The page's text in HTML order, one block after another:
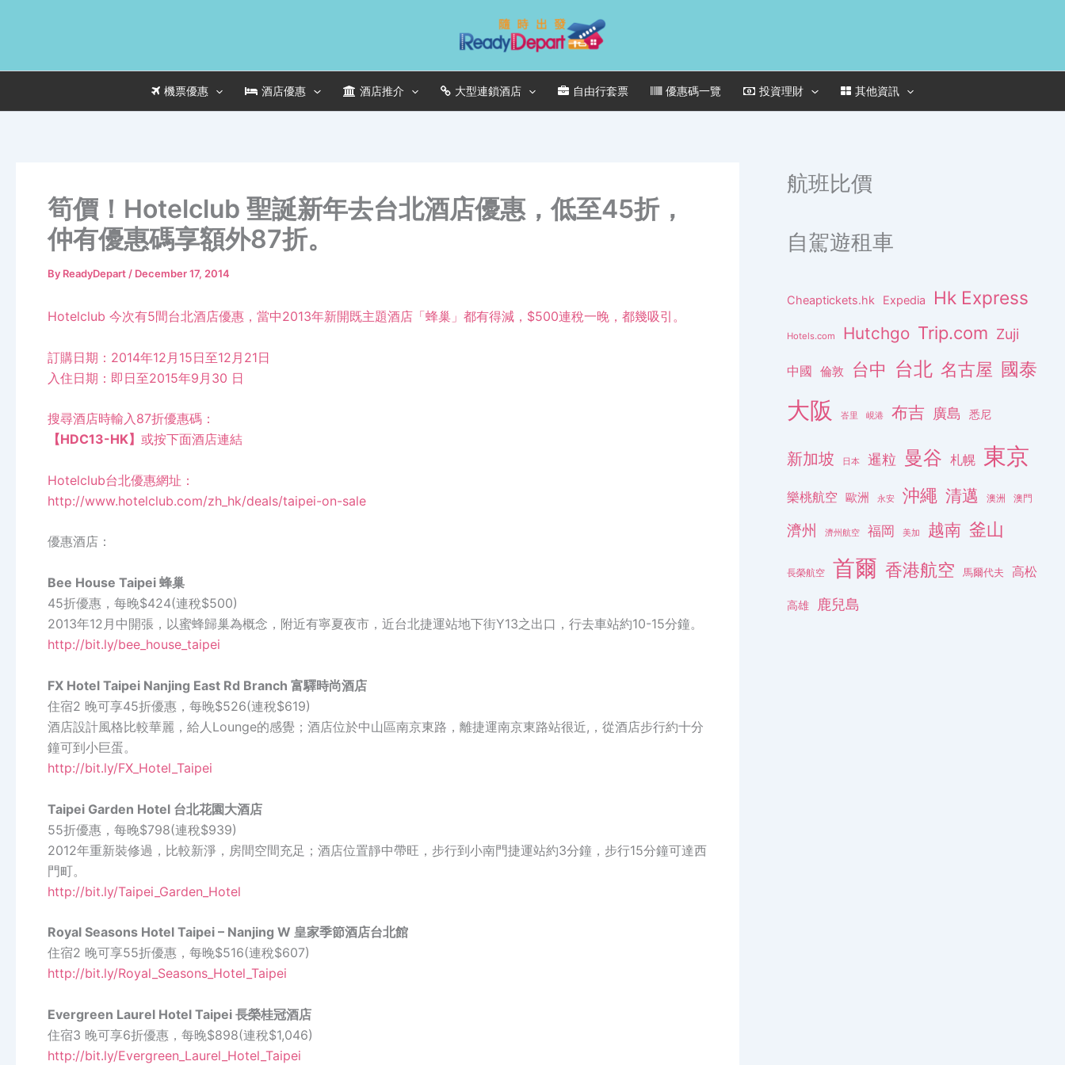
機票優惠 酒店優惠 酒店推介 大型連鎖酒店 自由行套票 優惠碼一覽 投資理財 其他資訊
筍價！Hotelclub 聖誕新年去台北酒店優惠，低至45折，
仲有優惠碼享額外87折。
By ReadyDepart / December 17, 2014
Hotelclub 今次有5間台北酒店優惠，當中2013年新開既主題酒店「蜂巢 」都有得減，$500連稅一晚，都幾吸引。
訂購日期：2014年12月15日至12月21日
入住日期：即日至2015年9月30 日
搜尋酒店時輸入87折優惠碼：
【HDC13-HK】 或按下面酒店連結
Hotelclub台北優惠網址：
http://www.hotelclub.com/zh_hk/deals/taipei-on-sale
優惠酒店：
Bee House Taipei 蜂巢
45折優惠，每晚$424(連稅$500)
2013年12月中開張，以蜜蜂歸巢為概念，附近有寧夏夜市，近台北捷運站地下街Y13之出口，行去車站約10-15分鐘。
http://bit.ly/bee_house_taipei
FX Hotel Taipei Nanjing East Rd Branch 富驛時尚酒店
住宿2 晚可享45折優惠，每晚$526(連稅$619)
酒店設計風格比較華麗，給人Lounge的感覺；酒店位於中山區南京東路，離捷運南京東路站很近,，從酒店步行約十分
鐘可到小巨蛋。
http://bit.ly/FX_Hotel_Taipei
Taipei Garden Hotel 台北花園大酒店
55折優惠，每晚$798(連稅$939)
2012年重新裝修過，比較新淨，房間空間充足；酒店位置靜中帶旺，步行到小南門捷運站約3分鐘，步行15分鐘可達西
門町。
http://bit.ly/Taipei_Garden_Hotel
Royal Seasons Hotel Taipei – Nanjing W 皇家季節酒店台北館
住宿2 晚可享55折優惠，每晚$516(連稅$607)
http://bit.ly/Royal_Seasons_Hotel_Taipei
Evergreen Laurel Hotel Taipei 長榮桂冠酒店
住宿3 晚可享6折優惠，每晚$898(連稅$1,046)
http://bit.ly/Evergreen_Laurel_Hotel_Taipei
航班比價
自駕遊租車
Cheaptickets.hk Expedia Hk Express
Hotels.com Hutchgo Trip.com Zuji
中國 倫敦 台中 台北 名古屋 國泰
大阪 峇里 峴港 布吉 廣島 悉尼
新加坡 日本 暹粒 曼谷 札幌 東京
樂桃航空 歐洲 永安 沖繩 清邁 澳洲 澳門
濟州 濟州航空 福岡 美加 越南 釜山
長榮航空 首爾 香港航空 馬爾代夫 高松
高雄 鹿兒島